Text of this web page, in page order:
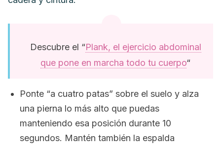
Descubre el “Plank, el ejercicio abdominal
que pone en marcha todo tu cuerpo“
Ponte “a cuatro patas” sobre el suelo y alza
una pierna lo más alto que puedas
manteniendo esa posición durante 10
segundos. Mantén también la espalda